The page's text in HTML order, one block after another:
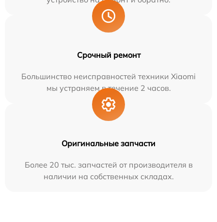
Срочный ремонт
Большинство неисправностей техники Xiaomi
мы устраняем в течение 2 часов.
Оригинальные запчасти
Более 20 тыс. запчастей от производителя в
наличии на собственных складах.